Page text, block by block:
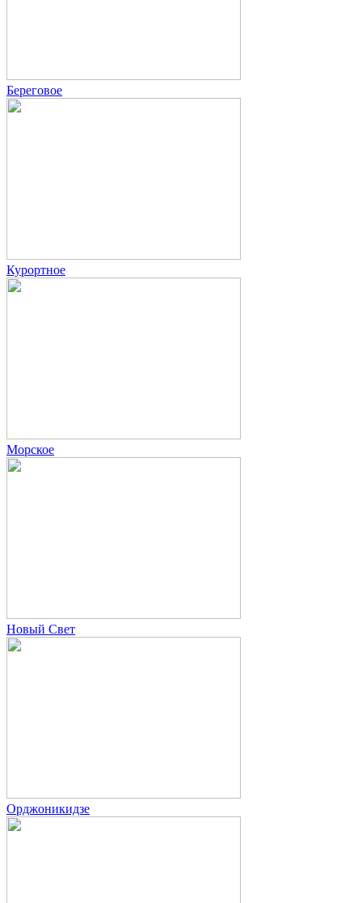
Береговое
Курортное
Морское
Новый Свет
Орджоникидзе